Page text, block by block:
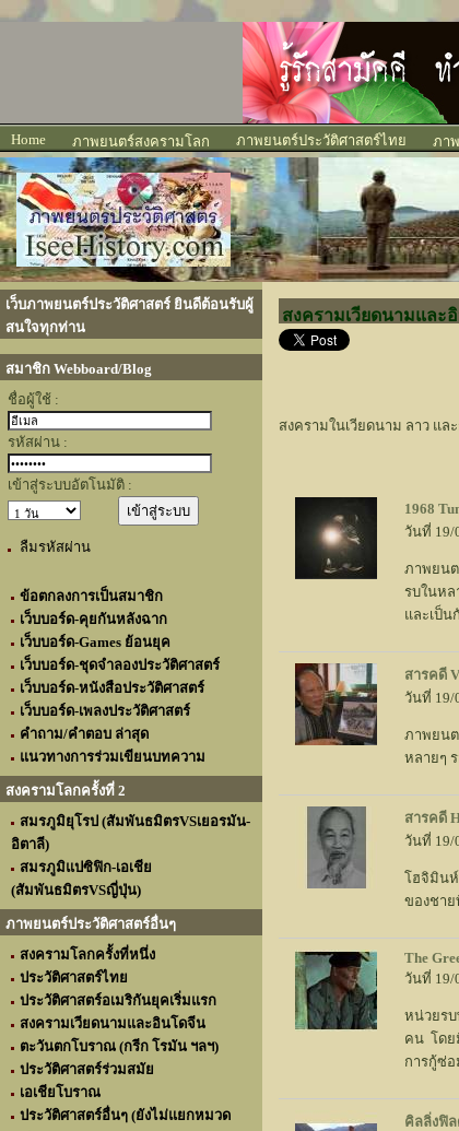
Home ภาพยนตร์สงครามโลก ภาพยนตร์ประวัติศาสตร์ไทย ภา
เว็บภาพยนตร์ประวัติศาสตร์ ยินดีต้อนรับผู้
สนใจทุกท่าน
สมาชิก Webboard/Blog
ชื่อผู้ใช้ :
รหัสผ่าน :
เข้าสู่ระบบอัตโนมัติ :
ลืมรหัสผ่าน
ข้อตกลงการเป็นสมาชิก
เว็บบอร์ด-คุยกันหลังฉาก
เว็บบอร์ด-Games ย้อนยุค
เว็บบอร์ด-ชุดจำลองประวัติศาสตร์
เว็บบอร์ด-หนังสือประวัติศาสตร์
เว็บบอร์ด-เพลงประวัติศาสตร์
คำถาม/คำตอบ ล่าสุด
แนวทางการร่วมเขียนบทความ
สงครามโลกครั้งที่ 2
สมรภูมิยุโรป (สัมพันธมิตรVSเยอรมัน-
อิตาลี)
สมรภูมิแปซิฟิก-เอเชีย
(สัมพันธมิตรVSญี่ปุ่น)
ภาพยนตร์ประวัติศาสตร์อื่นๆ
สงครามโลกครั้งที่หนึ่ง
ประวัติศาสตร์ไทย
ประวัติศาสตร์อเมริกันยุคเริ่มแรก
สงครามเวียดนามและอินโดจีน
ตะวันตกโบราณ (กรีก โรมัน ฯลฯ)
ประวัติศาสตร์ร่วมสมัย
เอเชียโบราณ
ประวัติศาสตร์อื่นๆ (ยังไม่แยกหมวด
สงครามเวียดนามและ
สงครามในเวียดนาม ลาว แ
1968
วันที่ 19/
ภาพยนต
รบในห
และเป็
สารคดี
วันที่ 19/
ภาพยนต
หลายๆ
สารคดี
วันที่ 19/
โฮจิมินห์
ของชา
The
วันที่ 19/
หน่วยรบ
คน โดย
การกู้ซ่
คิลลิ่งฟิ